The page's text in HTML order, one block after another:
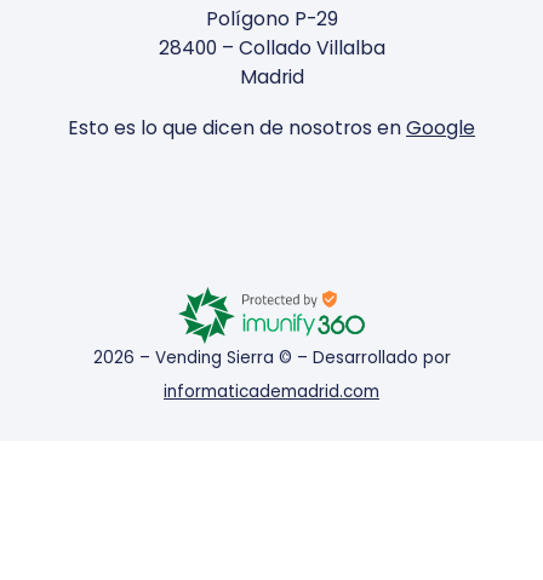
Polígono P-29
28400 – Collado Villalba
Madrid
Esto es lo que dicen de nosotros enGoogle
2026 – Vending Sierra © – Desarrollado por
informaticademadrid.com